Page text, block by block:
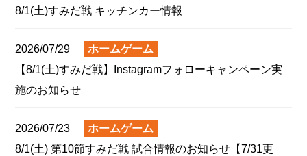
8/1(土)すみだ戦 キッチンカー情報
2026/07/29
ホームゲーム
【8/1(土)すみだ戦】Instagramフォローキャンペーン実
施のお知らせ
2026/07/23
ホームゲーム
8/1(土) 第10節すみだ戦 試合情報のお知らせ【7/31更